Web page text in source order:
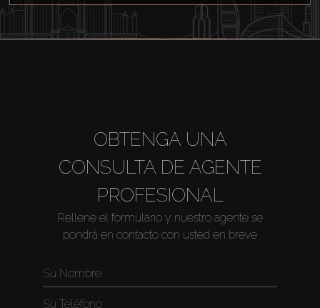
OBTENGA UNA
CONSULTA DE AGENTE
PROFESIONAL
Rellene el formulario y nuestro agente se
pondrá en contacto con usted en breve